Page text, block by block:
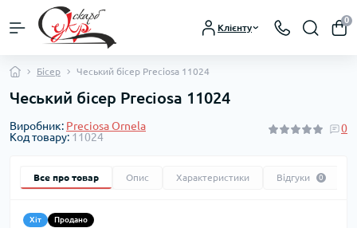
Клієнту
0
Бісер Чеський бісер Preciosa 11024
Чеський бісер Preciosa 11024
Виробник: Preciosa Ornela
Код товару: 11024
0
Все про товар Опис Характеристики Відгуки 0
Хіт Продано